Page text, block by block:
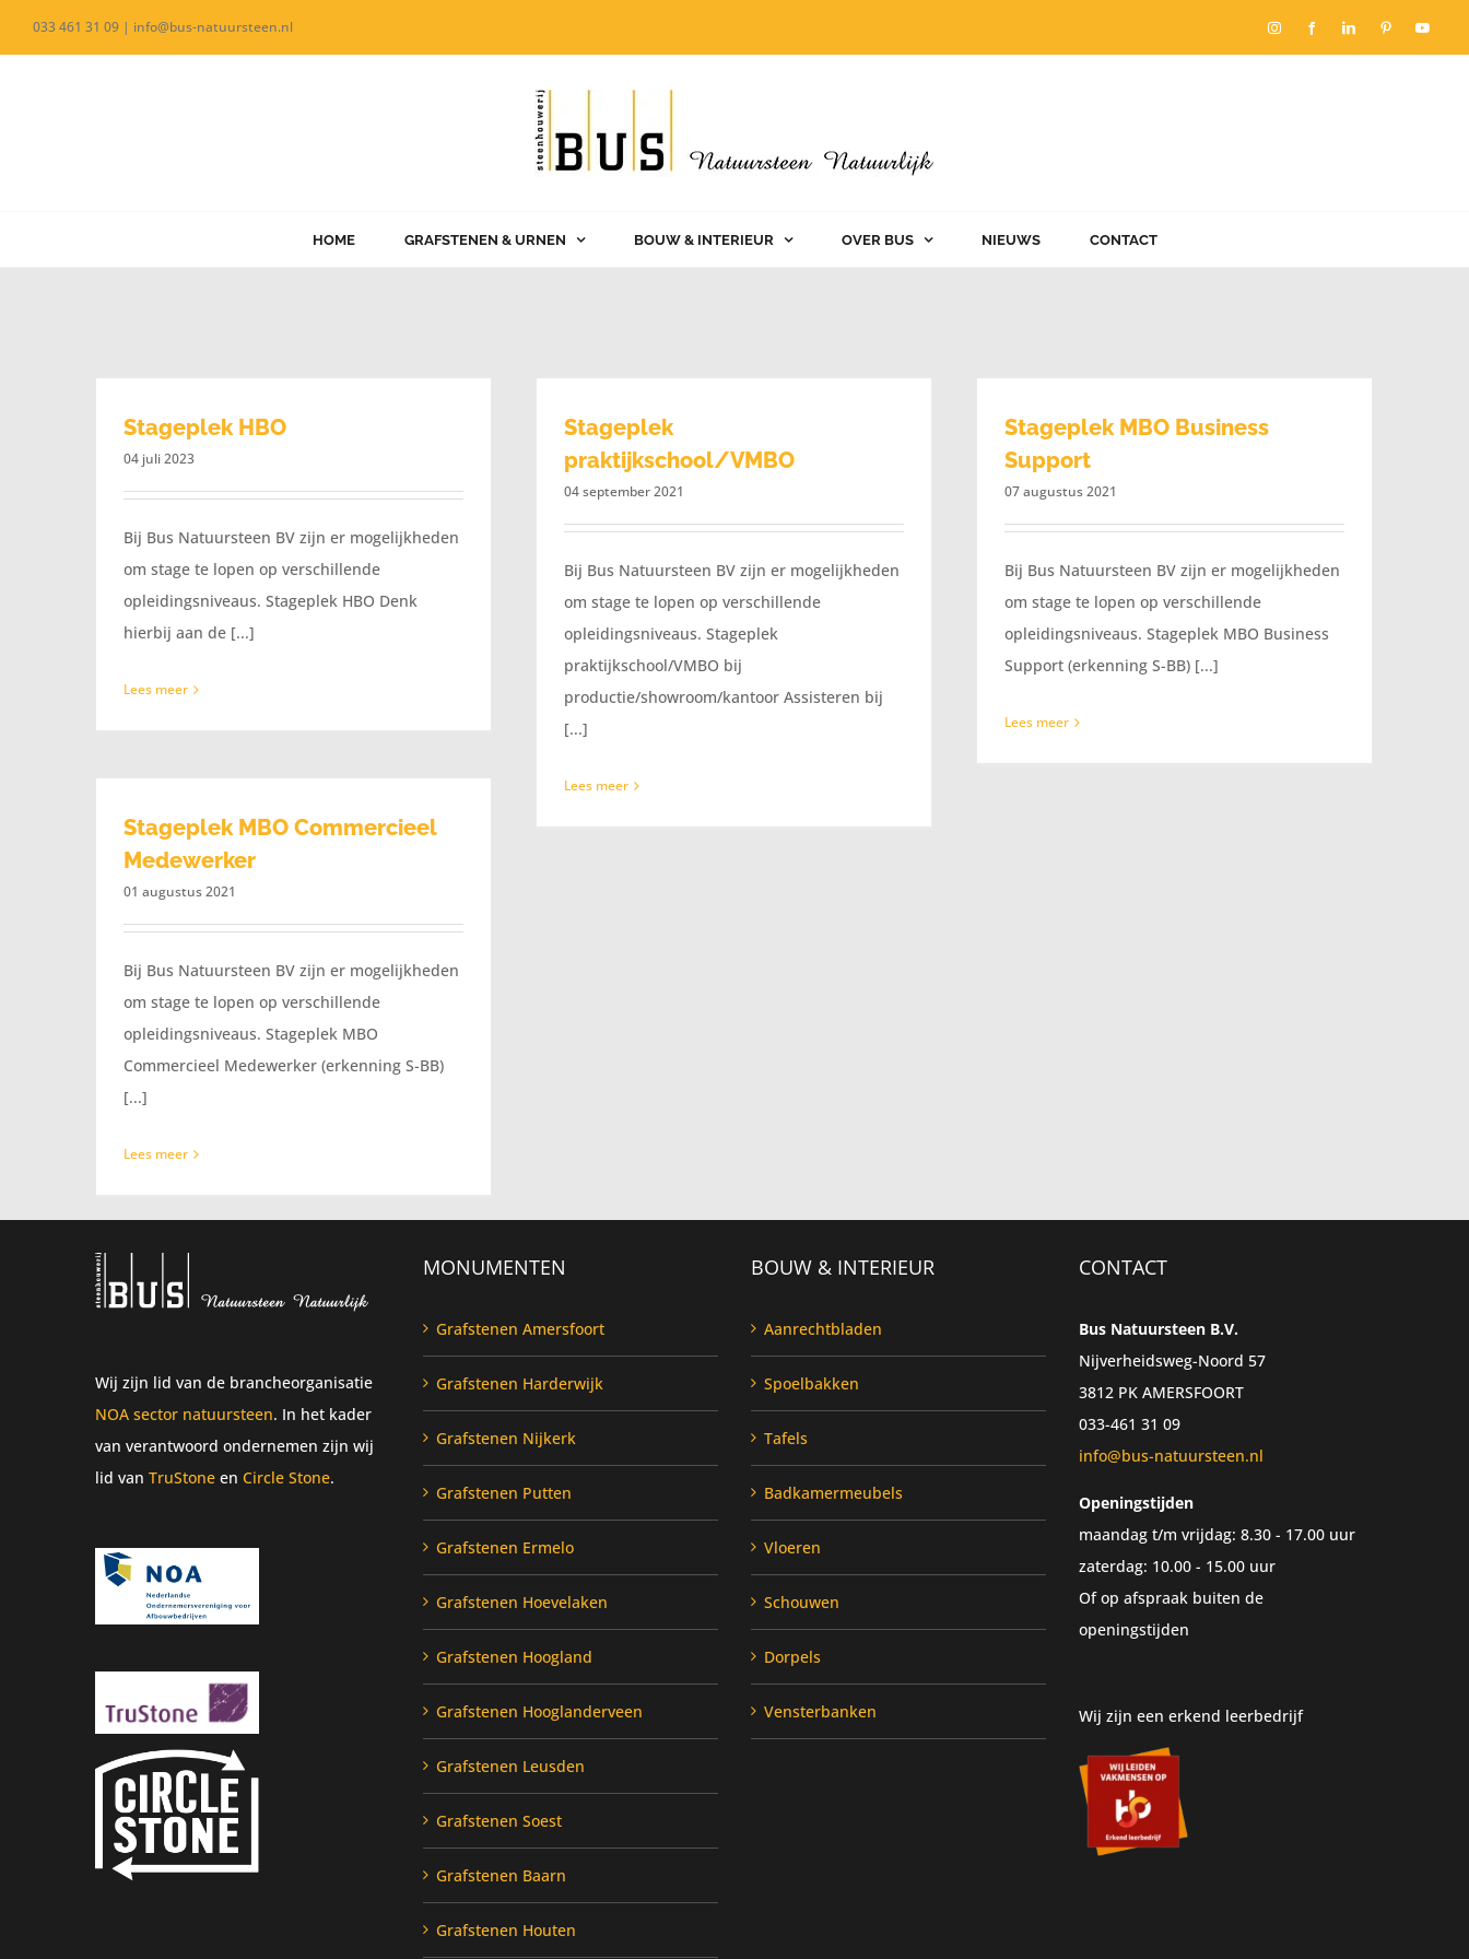
033 461 31 09 | info@bus-natuursteen.nl InstagramFacebookLinkedInPinterest
HOME GRAFSTENEN & URNEN BOUW & INTERIEUR OVER BUS NIEUWS CONTACT
Stageplek HBO
04 juli 2023
Bij Bus Natuursteen BV zijn er mogelijkheden
om stage te lopen op verschillende
opleidingsniveaus. Stageplek HBO Denk
hierbij aan de [...]
Lees meer
Stageplek
praktijkschool/VMBO
04 september 2021
Bij Bus Natuursteen BV zijn er mogelijkheden
om stage te lopen op verschillende
opleidingsniveaus. Stageplek
praktijkschool/VMBO bij
productie/showroom/kantoor Assisteren bij
[...]
Lees meer
Stageplek MBO Business
Support
07 augustus 2021
Bij Bus Natuursteen BV zijn er mogelijkheden
om stage te lopen op verschillende
opleidingsniveaus. Stageplek MBO Business
Support (erkenning S-BB) [...]
Lees meer
Stageplek MBO Commercieel
Medewerker
01 augustus 2021
Bij Bus Natuursteen BV zijn er mogelijkheden
om stage te lopen op verschillende
opleidingsniveaus. Stageplek MBO
Commercieel Medewerker (erkenning S-BB)
[...]
Lees meer
Wij zijn lid van de brancheorganisatie
NOA sector natuursteen. In het kader
van verantwoord ondernemen zijn wij
lid van TruStone en Circle Stone.
MONUMENTEN
Grafstenen Amersfoort
Grafstenen Harderwijk
Grafstenen Nijkerk
Grafstenen Putten
Grafstenen Ermelo
Grafstenen Hoevelaken
Grafstenen Hoogland
Grafstenen Hooglanderveen
Grafstenen Leusden
Grafstenen Soest
Grafstenen Baarn
Grafstenen Houten
BOUW & INTERIEUR
Aanrechtbladen
Spoelbakken
Tafels
Badkamermeubels
Vloeren
Schouwen
Dorpels
Vensterbanken
CONTACT
Bus Natuursteen B.V.
Nijverheidsweg-Noord 57
3812 PK AMERSFOORT
033-461 31 09
info@bus-natuursteen.nl
Openingstijden
maandag t/m vrijdag: 8.30 - 17.00 uur
zaterdag: 10.00 - 15.00 uur
Of op afspraak buiten de
openingstijden
Wij zijn een erkend leerbedrijf